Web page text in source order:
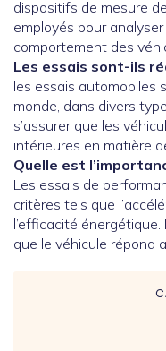
dispositifs de mesure
employés pour
comportement des
Les essais sont-ils
les essais automobiles
monde, dans divers
s’assurer que les
intérieures en matière
Quelle est
Les essais de
critères tels que
l’efficacité
que le véhicule répond